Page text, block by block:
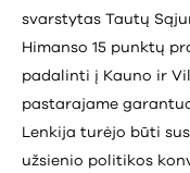
svarstytas Tautų
Himanso 15 punktų
padalinti į Kauno ir
pastarajame
Lenkija turėjo būti
užsienio politikos